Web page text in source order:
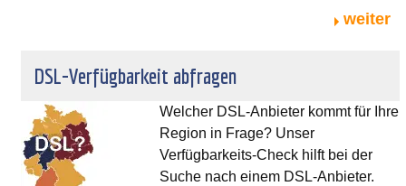
weiter
DSL-Verfügbarkeit abfragen
Welcher DSL-Anbieter kommt für Ihre
Region in Frage? Unser
Verfügbarkeits-Check hilft bei der
Suche nach einem DSL-Anbieter.